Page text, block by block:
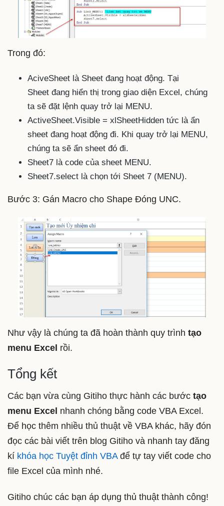
Trong đó:
AciveSheet là Sheet đang hoạt động. Tại
Sheet đang hiển thị trong giao diện Excel, chúng
ta sẽ đặt lệnh quay trở lại MENU.
ActiveSheet.Visible = xlSheetHidden tức là ẩn
sheet đang hoạt động đi. Khi quay trở lại MENU,
chúng ta sẽ ẩn sheet đó đi.
Sheet7 là code của sheet MENU.
Sheet7.select là chọn tới Sheet 7 (MENU).
Bước 3: Gán Macro cho Shape Đóng UNC.
Như vậy là chúng ta đã hoàn thành quy trình tạo
menu Excel rồi.
Tổng kết
Các bạn vừa cùng Gitiho thực hành các bước tạo
menu Excel nhanh chóng bằng code VBA Excel.
Để học thêm nhiều thủ thuật về VBA khác, hãy đón
đọc các bài viết trên blog Gitiho và nhanh tay đăng
kí khóa học Tuyệt đỉnh VBAđể tự tay viết code cho
file Excel của mình nhé.
Gitiho chúc các bạn áp dụng thủ thuật thành công!